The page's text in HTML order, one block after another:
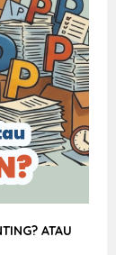
ATAU